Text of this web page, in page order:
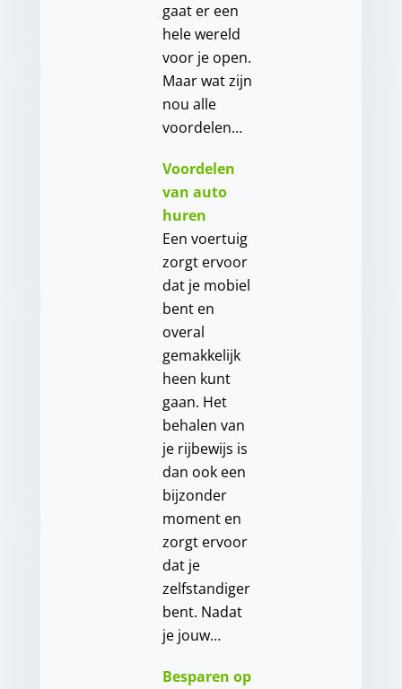
gaat er een
hele wereld
voor je open.
Maar wat zijn
nou alle
voordelen…
Voordelen
van auto
huren
Een voertuig
zorgt ervoor
dat je mobiel
bent en
overal
gemakkelijk
heen kunt
gaan. Het
behalen van
je rijbewijs is
dan ook een
bijzonder
moment en
zorgt ervoor
dat je
zelfstandiger
bent. Nadat
je jouw…
Besparen op